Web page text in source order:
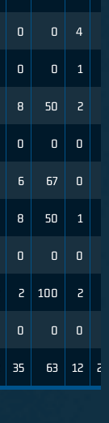
0 0 4
0 0 1
8 50 2
0 0 0
6 67 0
8 50 1
0 0 0
2 100 2
0 0 0
35 63 12 27